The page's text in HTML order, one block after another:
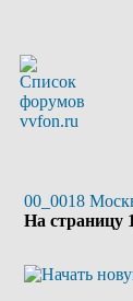
00_0018
На страницу 1